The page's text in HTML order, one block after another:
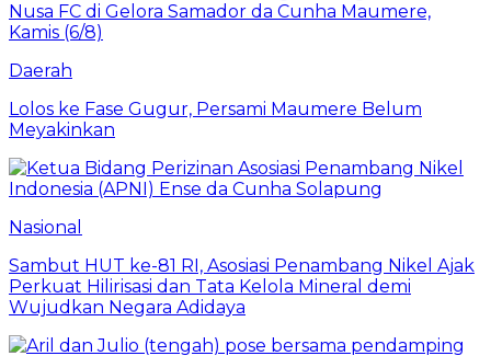
Daerah
Lolos ke Fase Gugur, Persami Maumere Belum
Meyakinkan
Nasional
Sambut HUT ke-81 RI, Asosiasi Penambang Nikel Ajak
Perkuat Hilirisasi dan Tata Kelola Mineral demi
Wujudkan Negara Adidaya